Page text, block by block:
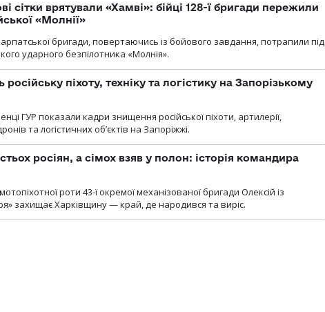
сітки врятували «Хамві»: бійці 128-ї бригади пережили
«Молнії»
бригади, повертаючись із бойового завдання, потрапили під
ударного безпілотника «Молнія».
піхоту, техніку та логістику на Запорізькому
ГУР показали кадри знищення російської піхоти, артилерії,
та логістичних об’єктів на Запоріжжі.
росіян, а сімох взяв у полон: історія командира
роти 43-ї окремої механізованої бригади Олексій із
захищає Харківщину — край, де народився та виріс.